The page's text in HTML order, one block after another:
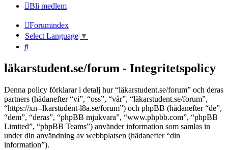
Bli medlem
Forumindex
Select Language ▼
Sök
läkarstudent.se/forum - Integritetspolicy
Denna policy förklarar i detalj hur “läkarstudent.se/forum” och deras
partners (hädanefter “vi”, “oss”, “vår”, “läkarstudent.se/forum”,
“https://xn--lkarstudent-l8a.se/forum”) och phpBB (hädanefter “de”,
“dem”, “deras”, “phpBB mjukvara”, “www.phpbb.com”, “phpBB
Limited”, “phpBB Teams”) använder information som samlas in
under din användning av webbplatsen (hädanefter “din
information”).